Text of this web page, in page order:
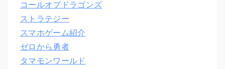
コールオブドラゴンズ
ストラテジー
スマホゲーム紹介
ゼロから勇者
タマモンワールド